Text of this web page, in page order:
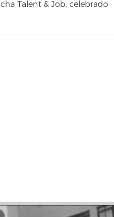
Talent & Job, celebrado